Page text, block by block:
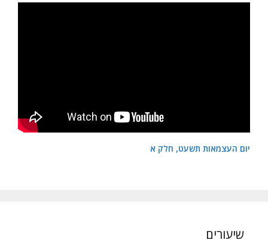
יום העצמאות תשעט, חלק א
שיעורים